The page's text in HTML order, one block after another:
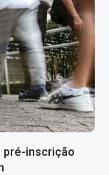
pré-inscrição